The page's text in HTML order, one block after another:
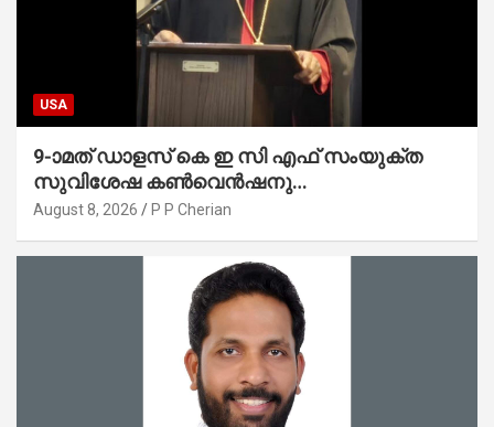
USA
9-ാമത് ഡാളസ് കെ ഇ സി എഫ് സംയുക്ത
സുവിശേഷ കൺവെൻഷനു
പ്രാർത്ഥനാനിർഭരമായ തുടക്കം
August 8, 2026 P P Cherian